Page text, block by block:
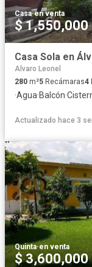
Casa·en venta
$ 1,550,000
Casa Sola en
Alvaro Leonel
280 m²5 Recámaras4
·Agua·Balcón·
Actualizado hace 3
Quinta·en venta
$ 3,600,000